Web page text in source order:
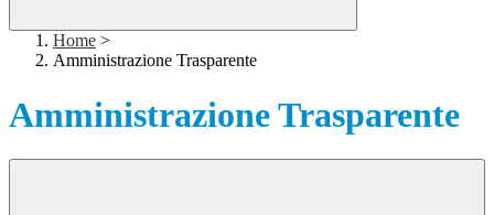
Home >
Amministrazione Trasparente
Amministrazione Trasparente